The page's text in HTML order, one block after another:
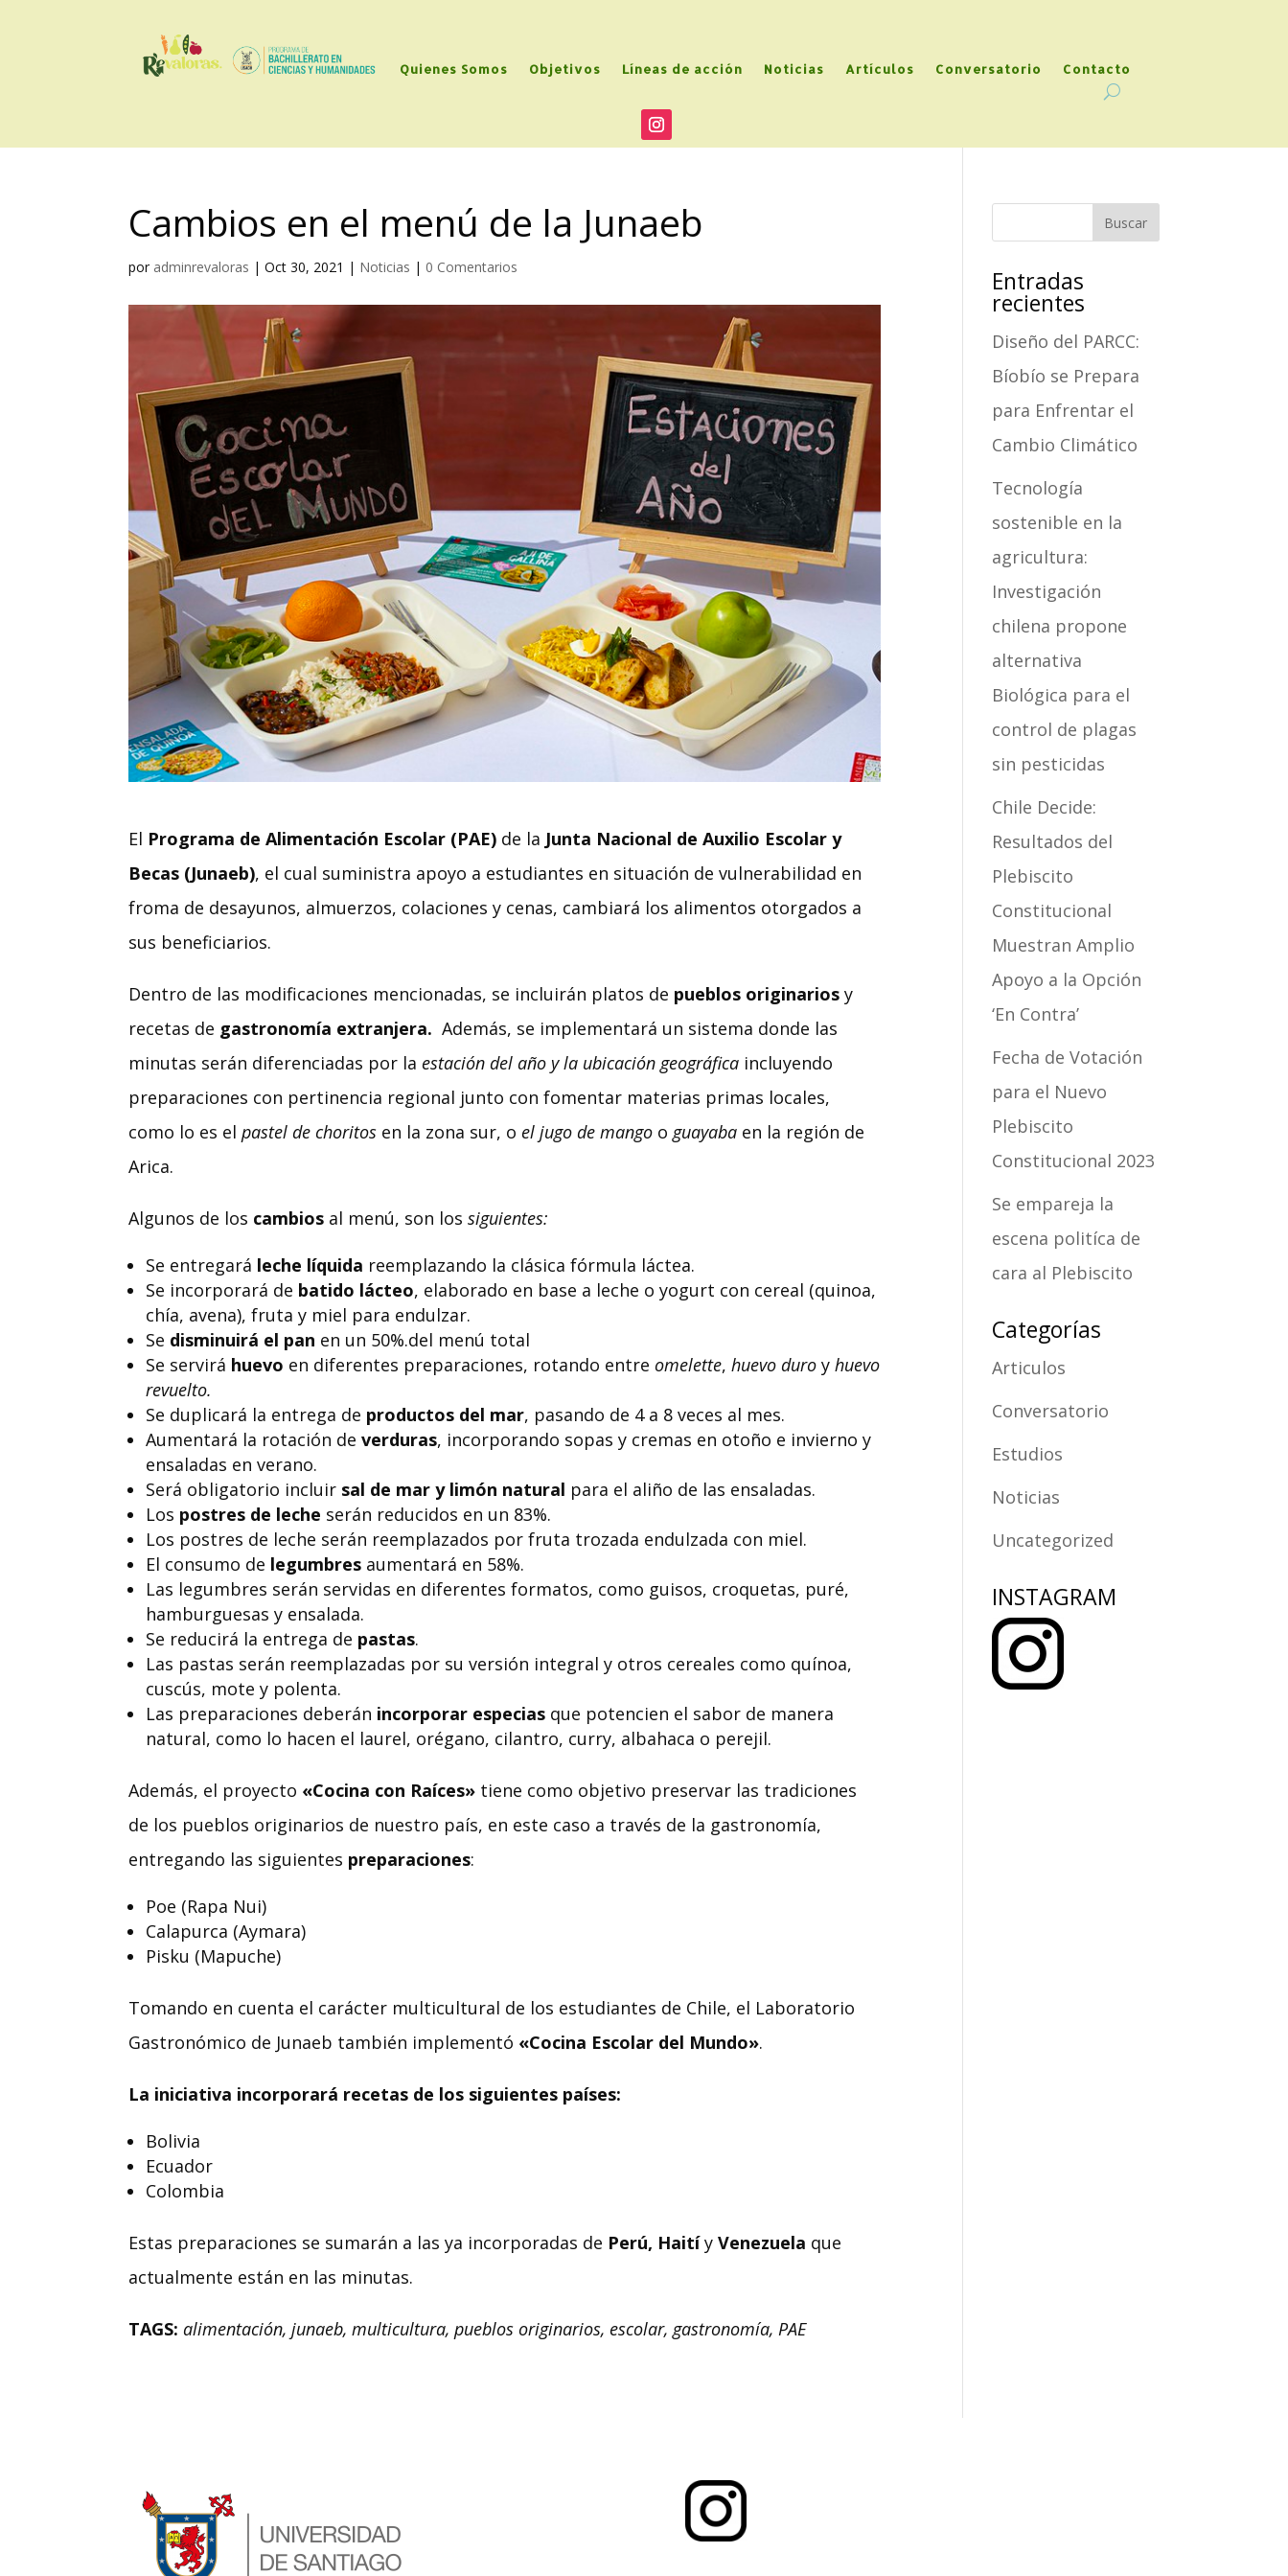
Quienes Somos Objetivos Líneas de acción Noticias Artículos Conversatorio Contacto
Cambios en el menú de la Junaeb
por adminrevaloras |Oct 30, 2021 | Noticias | 0 Comentarios
El Programa de Alimentación Escolar (PAE) de la Junta Nacional de Auxilio Escolar y
Becas (Junaeb), el cual suministra apoyo a estudiantes en situación de vulnerabilidad en
froma de desayunos, almuerzos, colaciones y cenas, cambiará los alimentos otorgados a
sus beneficiarios.
Dentro de las modificaciones mencionadas, se incluirán platos de pueblos originarios y
recetas de gastronomía extranjera. Además, se implementará un sistema donde las
minutas serán diferenciadas por la estación del año y la ubicación geográfica incluyendo
preparaciones con pertinencia regional junto con fomentar materias primas locales,
como lo es elpastel de choritos en la zona sur, o el jugo de mango oguayaba en la región de
Arica.
Algunos de los cambios al menú, son lossiguientes:
Se entregará leche líquida reemplazando la clásica fórmula láctea.
Se incorporará de batido lácteo, elaborado en base a leche o yogurt con cereal (quinoa,
chía, avena), fruta y miel para endulzar.
Se disminuirá el pan en un 50%.del menú total
Se servirá huevo en diferentes preparaciones, rotando entre omelette,huevo duroy huevo
revuelto.
Se duplicará la entrega de productos del mar, pasando de 4 a 8 veces al mes.
Aumentará la rotación de verduras, incorporando sopas y cremas en otoño e invierno y
ensaladas en verano.
Será obligatorio incluir sal de mar y limón natural para el aliño de las ensaladas.
Los postres de leche serán reducidos en un 83%.
Los postres de leche serán reemplazados por fruta trozada endulzada con miel.
El consumo de legumbres aumentará en 58%.
Las legumbres serán servidas en diferentes formatos, como guisos, croquetas, puré,
hamburguesas y ensalada.
Se reducirá la entrega de pastas.
Las pastas serán reemplazadas por su versión integral y otros cereales como quínoa,
cuscús, mote y polenta.
Las preparaciones deberán incorporar especias que potencien el sabor de manera
natural, como lo hacen el laurel, orégano, cilantro, curry, albahaca o perejil.
Además, el proyecto «Cocina con Raíces» tiene como objetivo preservar las tradiciones
de los pueblos originarios de nuestro país, en este caso a través de la gastronomía,
entregando las siguientes preparaciones:
Poe (Rapa Nui)
Calapurca (Aymara)
Pisku (Mapuche)
Tomando en cuenta el carácter multicultural de los estudiantes de Chile, el Laboratorio
Gastronómico de Junaeb también implementó «Cocina Escolar del Mundo».
La iniciativa incorporará recetas de los siguientes países:
Bolivia
Ecuador
Colombia
Estas preparaciones se sumarán a las ya incorporadas de Perú, Haitíy Venezuela que
actualmente están en las minutas.
TAGS: alimentación, junaeb, multicultura, pueblos originarios, escolar, gastronomía, PAE
Entradas
recientes
Diseño del PARCC:
Bíobío se Prepara
para Enfrentar el
Cambio Climático
Tecnología
sostenible en la
agricultura:
Investigación
chilena propone
alternativa
Biológica para el
control de plagas
sin pesticidas
Chile Decide:
Resultados del
Plebiscito
Constitucional
Muestran Amplio
Apoyo a la Opción
‘En Contra’
Fecha de Votación
para el Nuevo
Plebiscito
Constitucional 2023
Se empareja la
escena politíca de
cara al Plebiscito
Categorías
Articulos
Conversatorio
Estudios
Noticias
Uncategorized
INSTAGRAM